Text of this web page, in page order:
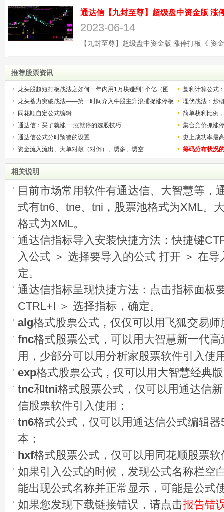
2023-06-14
推荐股票资讯
龙头股超短打板战法之如何一年内用1万块赚到1个亿（图
解）
复利计算公式
少？
龙头蓄力突破战法——第一时间介入牛股主升浪捕捉涨停板
的技巧（图解）
埋伏战法：炒
同花顺自定公式编辑
简单获利比例
用
通达信：买了就涨 一涨就停的选股技巧
集合竞价抓涨
通达信公式分时预警的设置
史上成功率最
称选股法宝！
资金流入流出、大单对敲（对倒）、诱多、诱空 筹码分布状况
相关说明
目前市场常用软件有通达信、大智慧等，
式有tn6、tne、tni，股票池格式为XML。
格式为XML。
通达信指标导入安装快捷方法：快捷键
入公式 ＞ 选择要导入的公式 打开 ＞ 在
定。
通达信指标呈现快捷方法：点击指标面板
CTRL+I ＞ 选择指标，确定。
alg格式股票公式，仅仅可以用飞狐交易
fnc格式股票公式，可以用大智慧新一代
用，少部分可以用分析家股票软件引入使
exp格式股票公式，仅可以用大智慧经典
tnc和tni格式股票公式，仅可以用通达信
信股票软件引入使用；
tn6格式公式，仅可以用通达信公式编辑
本；
hxf格式股票公式，仅可以用同花顺股票
如果引入公式的时候，发现公式名称栏空
能出现公式名称并正常显示，可能是公式
如果您发现下载链接错误，请点击报告错